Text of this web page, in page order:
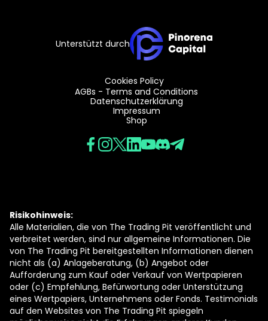
Unterstützt durch
Cookies Policy
AGBs - Terms and Conditions
Datenschutzerklärung
Impressum
Shop
Risikohinweis:
Alle Materialien, die von The Trading Pit veröffentlicht und
verbreitet werden, sind nur allgemeine Informationen. Die
von The Trading Pit bereitgestellten Informationen dienen
nicht als (a) Anlageberatung, (b) Angebot oder
Aufforderung zum Kauf oder Verkauf von Wertpapieren
oder (c) Empfehlung, Befürwortung oder Unterstützung
eines Wertpapiers, Unternehmens oder Fonds. Testimonials
auf den Websites von The Trading Pit spiegeln